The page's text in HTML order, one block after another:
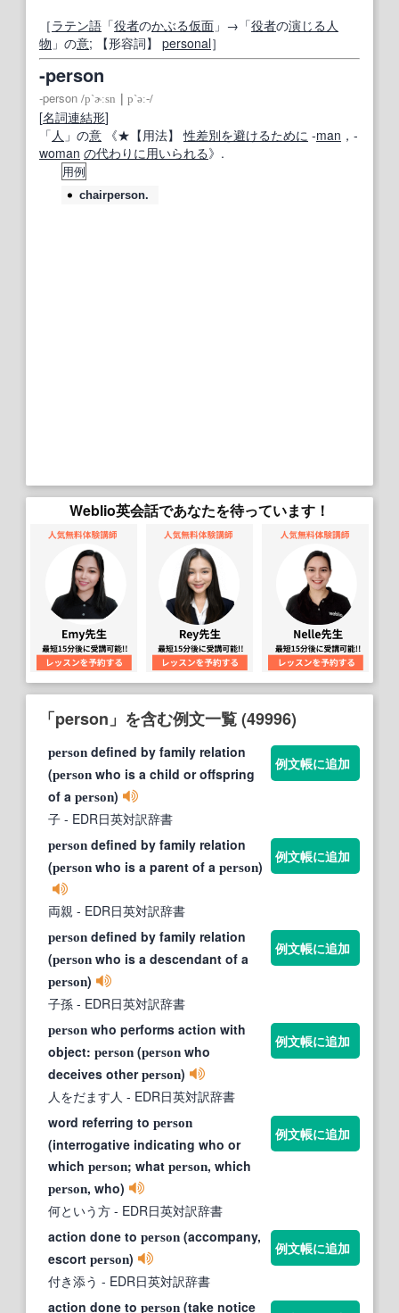
［ラテン語 「役者のかぶる仮面 」→「役者の演じる 人
物 」の意; 【形容詞】 personal］
‐person
‐person /p`ɚːsn p`əː‐/
[名詞連結形]
「人 」の意 《★ 【用法】 性差別を避けるために ‐man ，‐
woman の代わりに用いられる》.
用例
chairperson.
Weblio英会話であなたを待っています！
「person」を含む例文一覧 (49996)
person defined by family relation
(person who is a child or offspring
of a person)
子 - EDR日英対訳辞書
例文帳に追加
person defined by family relation
(person who is a parent of a person)
両親 - EDR日英対訳辞書
例文帳に追加
person defined by family relation
(person who is a descendant of a
person)
子孫 - EDR日英対訳辞書
例文帳に追加
person who performs action with
object: person (person who
deceives otherperson)
人をだます人 - EDR日英対訳辞書
例文帳に追加
word referring to person
(interrogative indicating who or
which person; what person, which
person, who)
何という方 - EDR日英対訳辞書
例文帳に追加
action done to person (accompany,
escort person)
付き添う - EDR日英対訳辞書
例文帳に追加
action done to person (take notice